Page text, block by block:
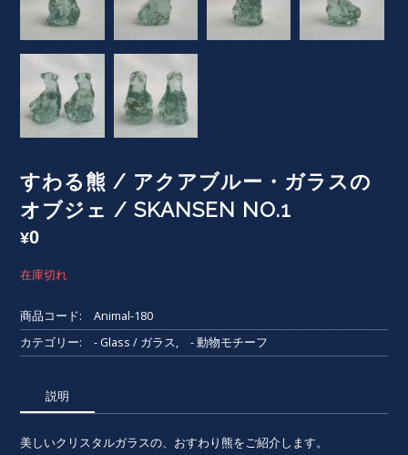
すわる熊 / アクアブルー・ガラスの
オブジェ / SKANSEN NO.1
¥0
在庫切れ
商品コード:
Animal-180
カテゴリー:
- Glass / ガラス, - 動物モチーフ
説明
美しいクリスタルガラスの、おすわり熊をご紹介します。